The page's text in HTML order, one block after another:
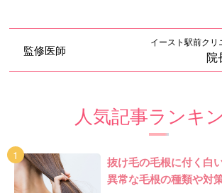
監修医師
イースト駅前クリ
院
人気記事ランキ
抜け毛の毛根に付く白
異常な毛根の種類や対